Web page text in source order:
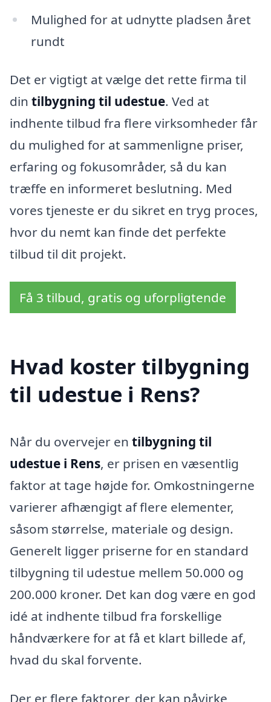
Mulighed for at udnytte pladsen året
rundt
Det er vigtigt at vælge det rette firma til
din tilbygning til udestue. Ved at
indhente tilbud fra flere virksomheder får
du mulighed for at sammenligne priser,
erfaring og fokusområder, så du kan
træffe en informeret beslutning. Med
vores tjeneste er du sikret en tryg proces,
hvor du nemt kan finde det perfekte
tilbud til dit projekt.
Få 3 tilbud, gratis og uforpligtende
Hvad koster tilbygning
til udestue i Rens?
Når du overvejer en tilbygning til
udestue i Rens, er prisen en væsentlig
faktor at tage højde for. Omkostningerne
varierer afhængigt af flere elementer,
såsom størrelse, materiale og design.
Generelt ligger priserne for en standard
tilbygning til udestue mellem 50.000 og
200.000 kroner. Det kan dog være en god
idé at indhente tilbud fra forskellige
håndværkere for at få et klart billede af,
hvad du skal forvente.
Der er flere faktorer, der kan påvirke